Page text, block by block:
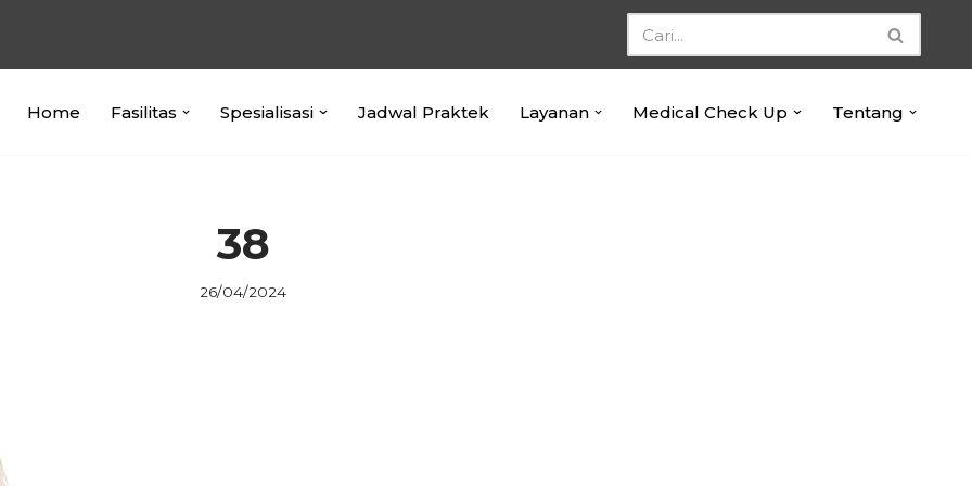
Home Fasilitas Spesialisasi Jadwal Praktek Layanan Medical Check Up Tentang
38
26/04/2024